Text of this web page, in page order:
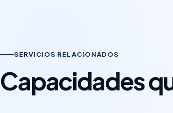
SERVICIOS RELACIONADOS
Capacidades